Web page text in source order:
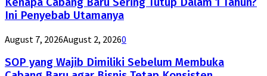
Ini Penyebab Utamanya
August 7, 2026August 2, 20260
SOP yang Wajib Dimiliki Sebelum Membuka